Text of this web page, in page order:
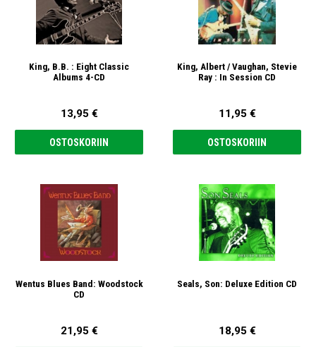
King, B.B. : Eight Classic
Albums 4-CD
13,95 €
OSTOSKORIIN
King, Albert / Vaughan, Stevie
Ray : In Session CD
11,95 €
OSTOSKORIIN
Wentus Blues Band: Woodstock
CD
21,95 €
Seals, Son: Deluxe Edition CD
18,95 €